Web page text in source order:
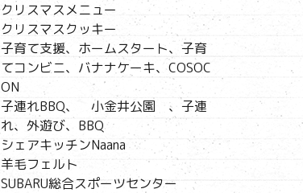
クリスマスメニュー
クリスマスクッキー
子育て支援、ホームスタート、子育
てコンビニ、バナナケーキ、COSOC
ON
子連れBBQ、 小金井公園 、子連
れ、外遊び、BBQ
シェアキッチンNaana
羊毛フェルト
SUBARU総合スポーツセンター